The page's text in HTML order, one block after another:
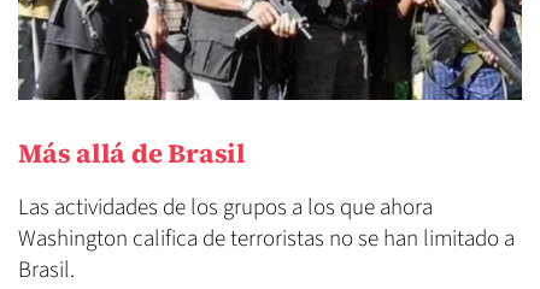
Más allá de Brasil
Las actividades de los grupos a los que ahora
Washington califica de terroristas no se han limitado a
Brasil.